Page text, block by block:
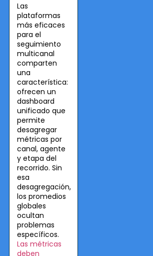
Las
plataformas
más eficaces
para el
seguimiento
multicanal
comparten
una
característica:
ofrecen un
dashboard
unificado que
permite
desagregar
métricas por
canal, agente
y etapa del
recorrido. Sin
esa
desagregación,
los promedios
globales
ocultan
problemas
específicos.
Las métricas
deben